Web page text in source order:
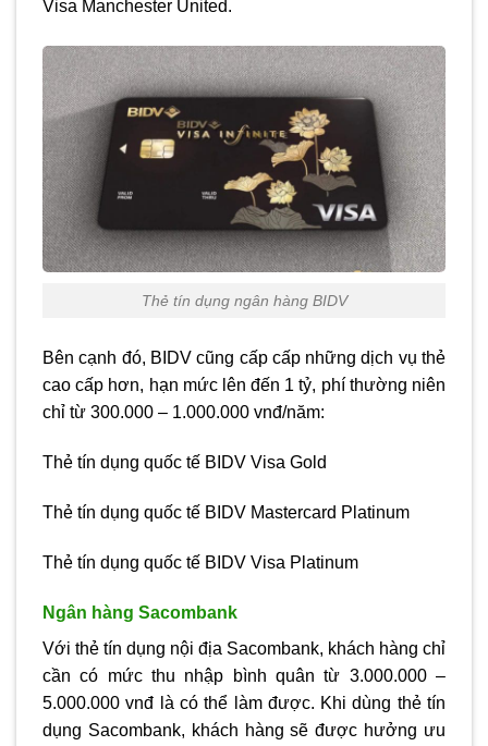
Visa Manchester United.
Thẻ tín dụng ngân hàng BIDV
Bên cạnh đó, BIDV cũng cấp cấp những dịch vụ thẻ
cao cấp hơn, hạn mức lên đến 1 tỷ, phí thường niên
chỉ từ 300.000 – 1.000.000 vnđ/năm:
Thẻ tín dụng quốc tế BIDV Visa Gold
Thẻ tín dụng quốc tế BIDV Mastercard Platinum
Thẻ tín dụng quốc tế BIDV Visa Platinum
Ngân hàng Sacombank
Với thẻ tín dụng nội địa Sacombank, khách hàng chỉ
cần có mức thu nhập bình quân từ 3.000.000 –
5.000.000 vnđ là có thể làm được. Khi dùng thẻ tín
dụng Sacombank, khách hàng sẽ được hưởng ưu